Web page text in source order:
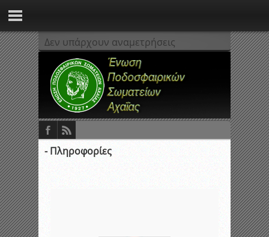
Δεν υπάρχουν αναμετρήσεις
- Πληροφορίες